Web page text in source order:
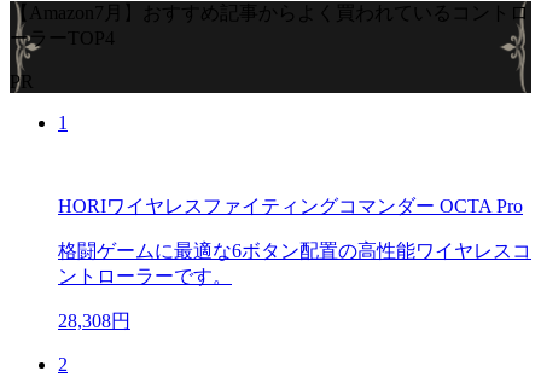
【Amazon7月】おすすめ記事からよく買われているコントロ
ーラーTOP4
PR
1
HORIワイヤレスファイティングコマンダー OCTA Pro
格闘ゲームに最適な6ボタン配置の高性能ワイヤレスコ
ントローラーです。
28,308円
2